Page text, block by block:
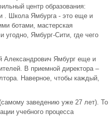
центр образования:
. Школа Ямбурга - это еще и
ботами, мастерская
Ямбург-Сити, где чего
Александрович Ямбург еще и
В приемной директора –
Наверное, чтобы каждый,
заведению уже 27 лет). То
учебного процесса